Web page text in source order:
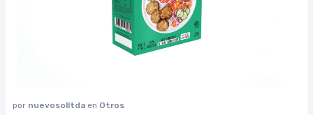
por nuevosolltda en Otros